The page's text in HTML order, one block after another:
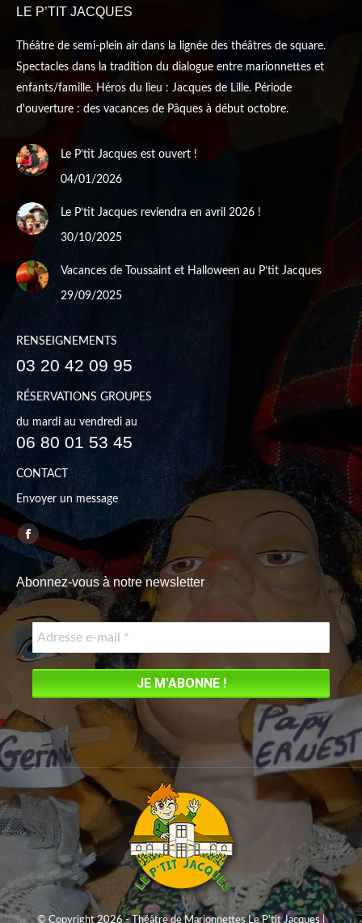
LE P’TIT JACQUES
Théâtre de semi-plein air dans la lignée des théâtres de square.
Spectacles dans la tradition du dialogue entre marionnettes et
enfants/famille. Héros du lieu : Jacques de Lille. Période
d'ouverture : des vacances de Pâques à début octobre.
Le P’tit Jacques est ouvert !
04/01/2026
Le P’tit Jacques reviendra en avril 2026 !
30/10/2025
Vacances de Toussaint et Halloween au P’tit Jacques
29/09/2025
RENSEIGNEMENTS
03 20 42 09 95
RÉSERVATIONS GROUPES
du mardi au vendredi au
06 80 01 53 45
CONTACT
Envoyer un message
Trouvez nous sur :
Facebook
page
opens
in
new
window
Abonnez-vous à notre newsletter
© Copyright 2026 - Théâtre de Marionnettes Le P'tit Jacques |